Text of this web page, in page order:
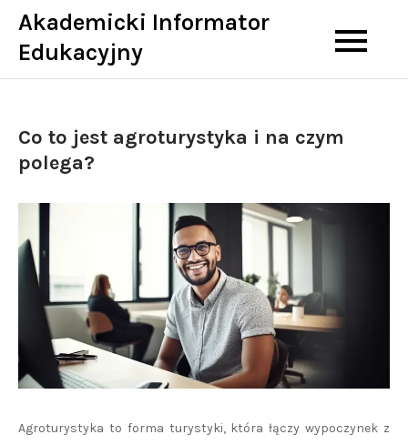
Skip
content
Akademicki Informator
Edukacyjny
Co to jest agroturystyka i na czym
polega?
Agroturystyka to forma turystyki, która łączy wypoczynek z